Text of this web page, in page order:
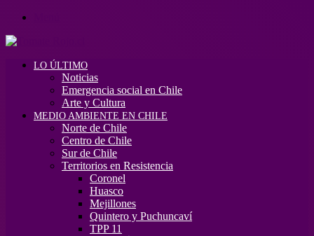
LO ÚLTIMO
Noticias
Emergencia social en Chile
Arte y Cultura
MEDIO AMBIENTE EN CHILE
Norte de Chile
Centro de Chile
Sur de Chile
Territorios en Resistencia
Coronel
Huasco
Mejillones
Quintero y Puchuncaví
TPP 11